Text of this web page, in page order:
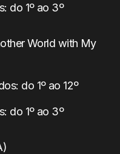
do 1º ao 3º
World with My
do 1º ao 12º
do 1º ao 3º